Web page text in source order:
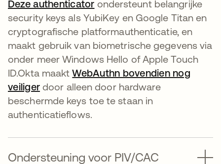
Deze authenticator ondersteunt belangrijke
security keys als YubiKey en Google Titan en
cryptografische platformauthenticatie, en
maakt gebruik van biometrische gegevens via
onder meer Windows Hello of Apple Touch
ID.Okta maaktWebAuthn bovendien nog
veiliger door alleen door hardware
beschermde keys toe te staan in
authenticatieflows.
Ondersteuning voor PIV/CAC